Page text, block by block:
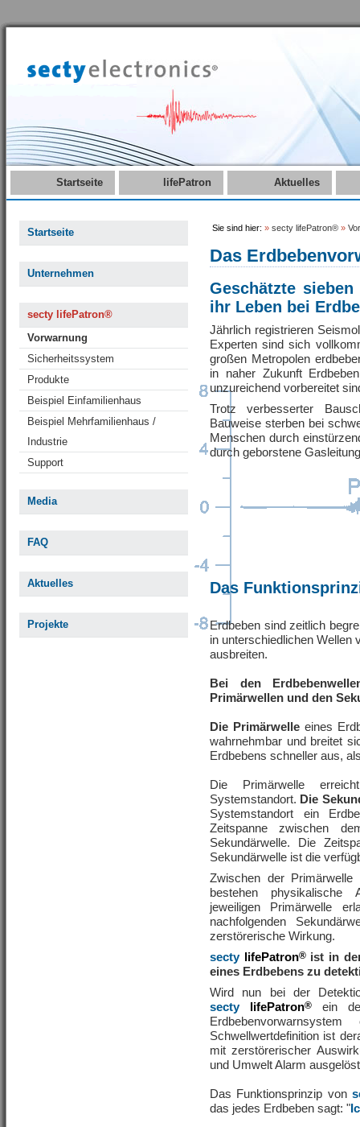
Startseite lifePatron Aktuelles
Startseite
Unternehmen
secty lifePatron®
Vorwarnung
Sicherheitssystem
Produkte
Beispiel Einfamilienhaus
Beispiel Mehrfamilienhaus /
Industrie
Support
Media
FAQ
Aktuelles
Projekte
Sie sind hier: » secty lifePatron® »
Das
Geschätzte
ihr Leben bei
Jährlich registrieren
Experten sind sich
großen Metropolen
in naher Zukunft
unzureichend vorbereitet
Trotz verbesserter
Bauweise sterben bei
Menschen durch
durch geborstene
Das
Erdbeben sind zeitlich
in unterschiedlichen Wellen
ausbreiten.
Bei den
Primärwellen und den
Die Primärwelle eines
wahrnehmbar und breitet
Erdbebens schneller aus,
Die Primärwelle
Systemstandort. Die
Systemstandort ein
Zeitspanne zwischen
Sekundärwelle. Die
Sekundärwelle ist die
Zwischen der
bestehen physikalische
jeweiligen Primärwelle
nachfolgenden
zerstörerische Wirkung.
secty lifePatron® ist in
eines Erdbebens zu
Wird nun bei der
secty
lifePatron®
ein
Schwellwertdefinition ist
mit zerstörerischer
und Umwelt Alarm
Das Funktionsprinzip von
das jedes Erdbeben sagt: "